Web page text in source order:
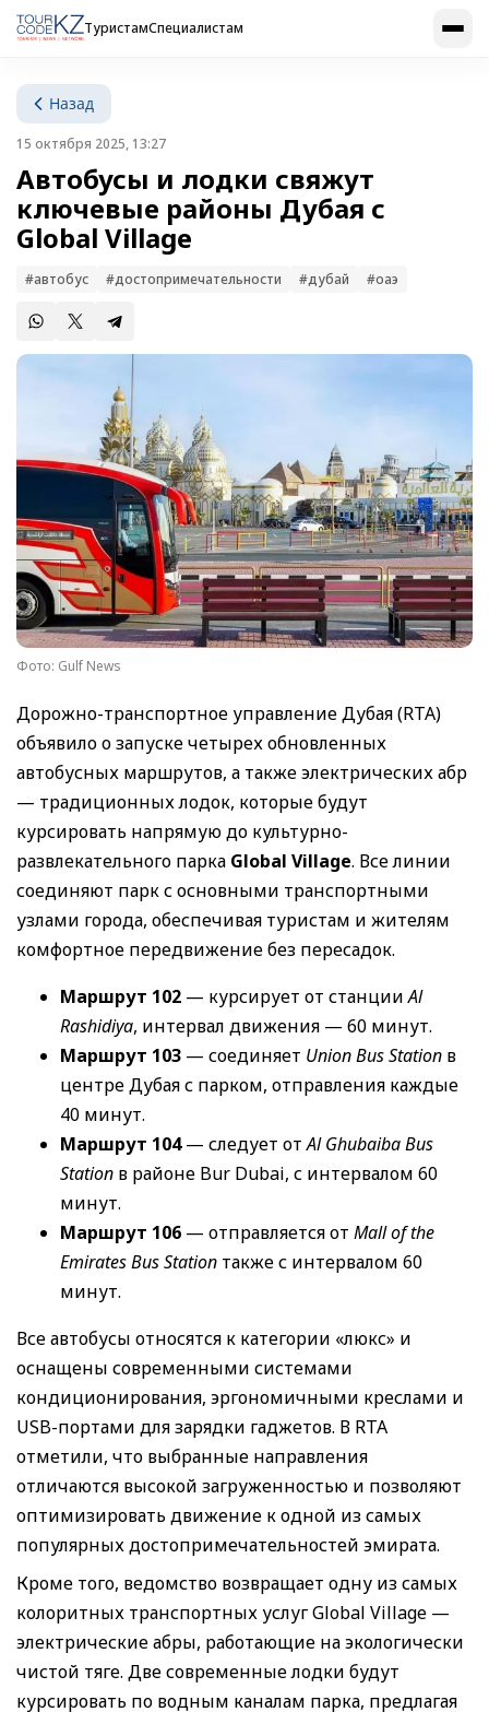
ТуристамСпециалистам
Назад
15 октября 2025, 13:27
Автобусы и лодки свяжут
ключевые районы Дубая с
Global Village
#автобус #достопримечательности #дубай #оаэ
Фото: Gulf News
Дорожно-транспортное управление Дубая (RTA)
объявило о запуске четырех обновленных
автобусных маршрутов, а также электрических абр
— традиционных лодок, которые будут
курсировать напрямую до культурно-
развлекательного парка Global Village. Все линии
соединяют парк с основными транспортными
узлами города, обеспечивая туристам и жителям
комфортное передвижение без пересадок.
Маршрут 102 — курсирует от станцииAl
Rashidiya, интервал движения — 60 минут.
Маршрут 103 — соединяет Union Bus Station в
центре Дубая с парком, отправления каждые
40 минут.
Маршрут 104— следует отAl Ghubaiba Bus
Station в районе Bur Dubai, с интервалом 60
минут.
Маршрут 106 — отправляется от Mall of the
Emirates Bus Station также с интервалом 60
минут.
Все автобусы относятся к категории «люкс» и
оснащены современными системами
кондиционирования, эргономичными креслами и
USB-портами для зарядки гаджетов. В RTA
отметили, что выбранные направления
отличаются высокой загруженностью и позволяют
оптимизировать движение к одной из самых
популярных достопримечательностей эмирата.
Кроме того, ведомство возвращает одну из самых
колоритных транспортных услуг Global Village —
электрические абры, работающие на экологически
чистой тяге. Две современные лодки будут
курсировать по водным каналам парка, предлагая